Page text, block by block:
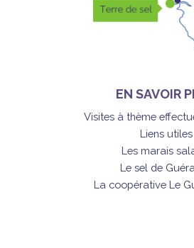
EN SAVOIR
Visites à thème
Liens utiles
Les marais
Le sel de
La coopérative Le